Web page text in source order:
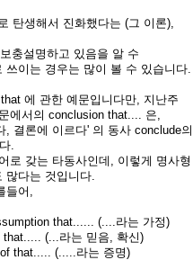
탄생해서 진화했다는 (그 이론),
충설명하고 있음을 알 수
이는 경우는 많이 볼 수 있습니다.
에 관한 예문입니다만, 지난주
에서의 conclusion that.... 은,
결론에 이르다' 의 동사 conclude의
.
로 갖는 타동사인데, 이렇게 명사형
많다는 것입니다.
어,
that...... (....라는 가정)
(...라는 믿음, 확신)
that..... (.....라는 증명)